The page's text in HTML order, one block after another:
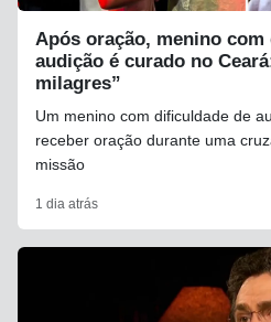
Após oração, menino
audição é curado no
milagres”
Um menino com dificuldade de
receber oração durante uma
missão
1 dia atrás